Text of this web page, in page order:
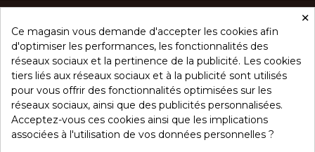
CONCEPT ÉPICES
NOS PRODUITS
VOTRE COMPTE
×
Ce magasin vous demande d'accepter les cookies afin
d'optimiser les performances, les fonctionnalités des
réseaux sociaux et la pertinence de la publicité. Les cookies
tiers liés aux réseaux sociaux et à la publicité sont utilisés
pour vous offrir des fonctionnalités optimisées sur les
réseaux sociaux, ainsi que des publicités personnalisées.
Acceptez-vous ces cookies ainsi que les implications
associées à l'utilisation de vos données personnelles ?